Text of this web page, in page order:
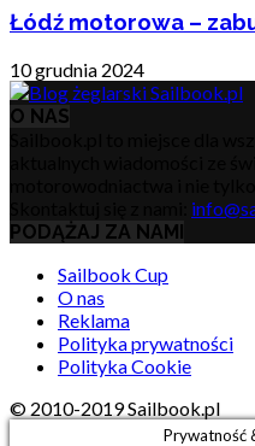
Łódź motorowa –
10 grudnia 2024
O NAS
PODĄŻAJ ZA NAMI
Sailbook Cup
O nas
Reklama
Polityka prywatności
Polityka Cookie
© 2010-2019 Sailbook.pl
Prywatność